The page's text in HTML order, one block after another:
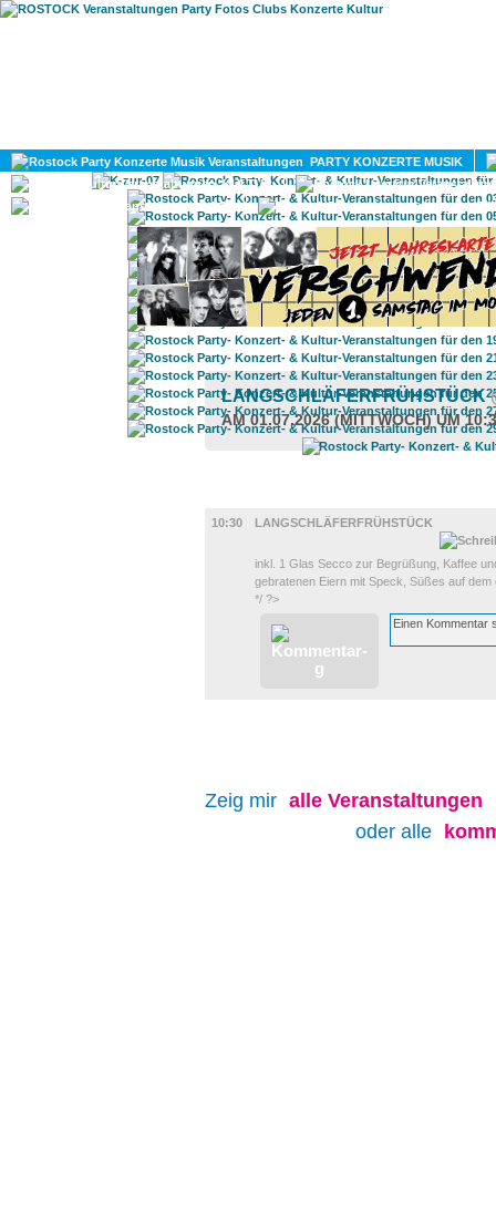
PARTY KONZERTE MUSIK
KULTUR
GAY
LANGSCHLÄFERFRÜHSTÜCK
AM 01.07.2026 (MITTWOCH) UM
10:30
LANGSCHLÄFERFRÜHSTÜCK
inkl. 1 Glas Secco zur Begrüßung, Kaffee
gebratenen Eiern mit Speck, Süßes auf dem
*/ ?>
Zeig mir alle Veranstaltungen
oder alle